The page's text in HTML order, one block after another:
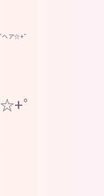
ア☆+゜
゜